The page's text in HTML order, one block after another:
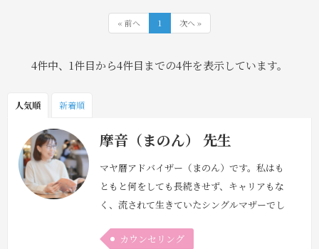
« 前へ 1 次へ »
4件中、1件目から4件目までの4件を表示しています。
人気順 新着順
摩音（まのん） 先生
マヤ暦アドバイザー（まのん）です。私はも
ともと何をしても長続きせず、キャリアもな
く、流されて生きていたシングルマザーでし
や強み、人生のサイクルを知り、生き方を変
カウンセリング